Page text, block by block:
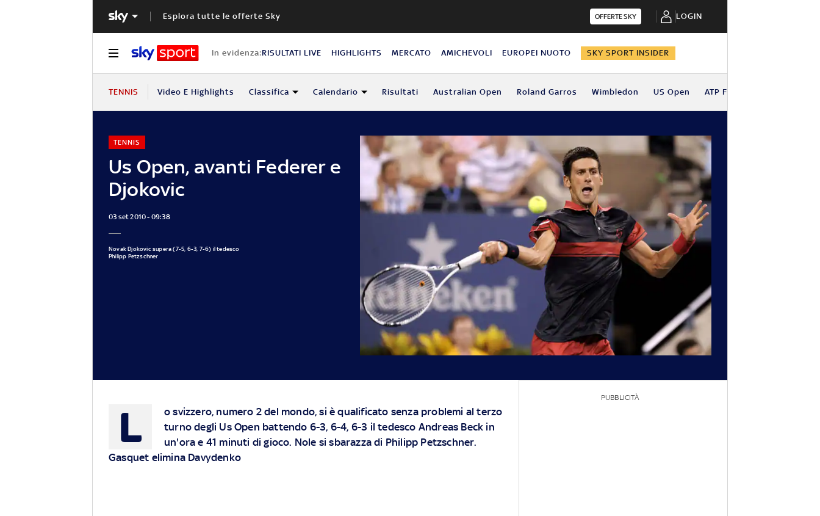
Esplora tutte le offerte Sky OFFERTE SKY LOGIN
In evidenza:RISULTATI LIVE HIGHLIGHTS MERCATO AMICHEVOLI EUROPEI NUOTO SKY SPORT INSIDER
TENNIS Video E Highlights Classifica Calendario Risultati Australian Open Roland Garros Wimbledon US Open ATP Finals
Us Open, avanti Federer e
Djokovic
TENNIS
03 set 2010 - 09:38
Novak Djokovic supera (7-5, 6-3, 7-6) il tedesco
Philipp Petzschner
L
o svizzero, numero 2 del mondo, si è qualificato senza problemi al terzo
turno degli Us Open battendo 6-3, 6-4, 6-3 il tedesco Andreas Beck in
un'ora e 41 minuti di gioco. Nole si sbarazza di Philipp Petzschner.
Gasquet elimina Davydenko
PUBBLICITÀ